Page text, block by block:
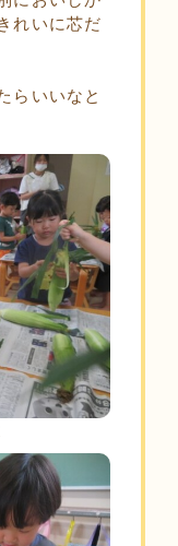
れいに芯だ
らいいなと